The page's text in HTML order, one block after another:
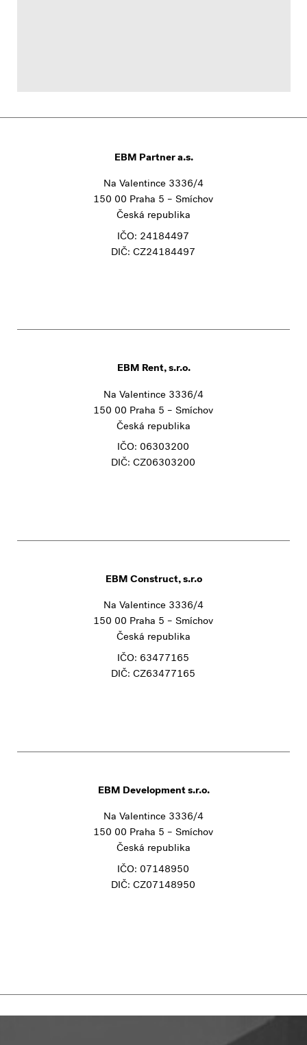
EBM Partner a.s.
Na Valentince 3336/4
150 00 Praha 5 – Smíchov
Česká republika
IČO: 24184497
DIČ: CZ24184497
EBM Rent, s.r.o.
Na Valentince 3336/4
150 00 Praha 5 – Smíchov
Česká republika
IČO: 06303200
DIČ: CZ06303200
EBM Construct, s.r.o
Na Valentince 3336/4
150 00 Praha 5 – Smíchov
Česká republika
IČO: 63477165
DIČ: CZ63477165
EBM Development s.r.o.
Na Valentince 3336/4
150 00 Praha 5 – Smíchov
Česká republika
IČO: 07148950
DIČ: CZ07148950